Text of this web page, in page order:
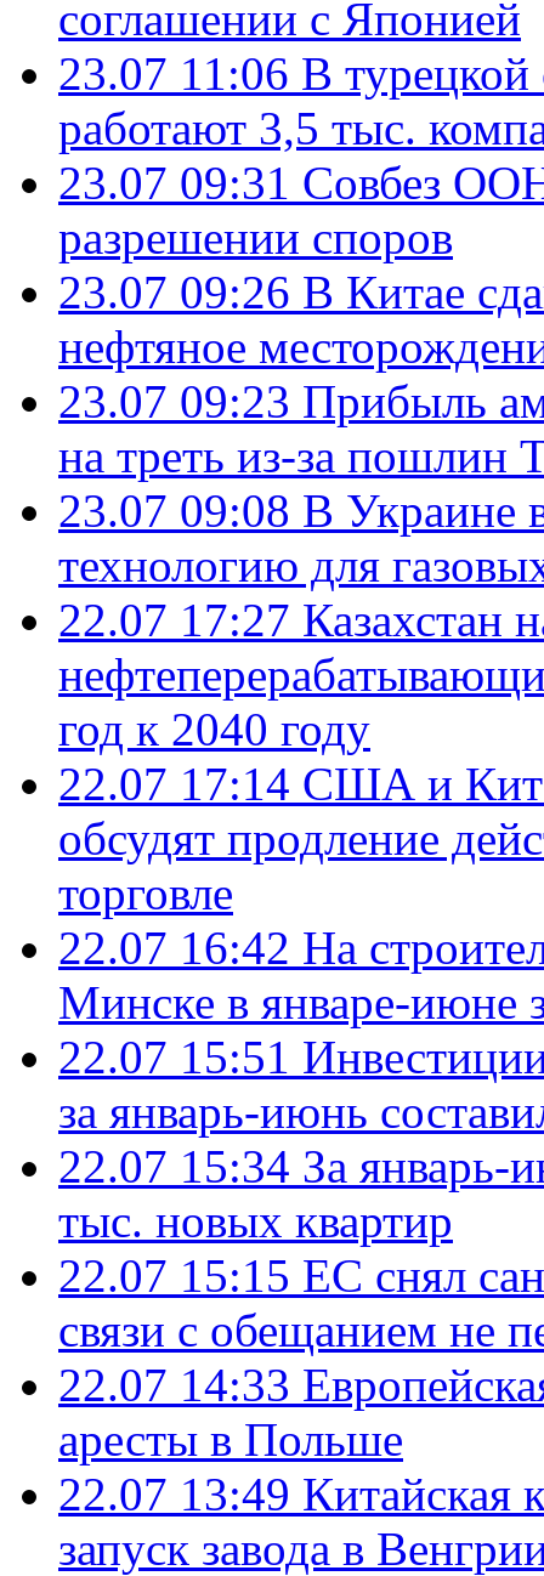
соглашении с Японией
23.07 11:06 В
работают 3,5 тыс.
23.07 09:31 Совбез
разрешении споров
23.07 09:26 В Китае
нефтяное
23.07 09:23 Прибыль
на треть из-за пошлин
23.07 09:08 В Украине
технологию для
22.07 17:27 Казахстан
год к 2040 году
22.07 17:14 США и
обсудят продление
торговле
22.07 16:42 На
Минске в январе-июне
22.07 15:51
за январь-июнь
22.07 15:34 За январь-
тыс. новых квартир
22.07 15:15 ЕС снял
связи с обещанием не
22.07 14:33
аресты в Польше
22.07 13:49 Китайская
запуск завода в